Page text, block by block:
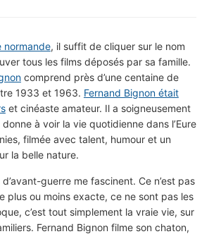
normande, il suffit de cliquer sur le nom
tous les films déposés par sa famille.
comprend près d’une centaine de
1933 et 1963. Fernand Bignon était
et cinéaste amateur. Il a soigneusement
à voir la vie quotidienne dans l’Eure
filmée avec talent, humour et un
la belle nature.
guerre me fascinent. Ce n’est pas
plus ou moins exacte, ce ne sont pas les
c’est tout simplement la vraie vie, sur
Fernand Bignon filme son chaton,